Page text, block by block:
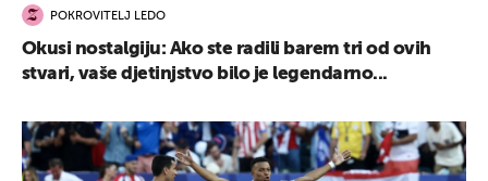
POKROVITELJ LEDO
Okusi nostalgiju: Ako ste radili barem tri od ovih
stvari, vaše djetinjstvo bilo je legendarno...